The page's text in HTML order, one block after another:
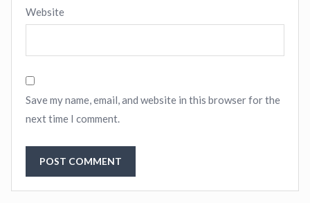
Website
Save my name, email, and website in this browser for the
next time I comment.